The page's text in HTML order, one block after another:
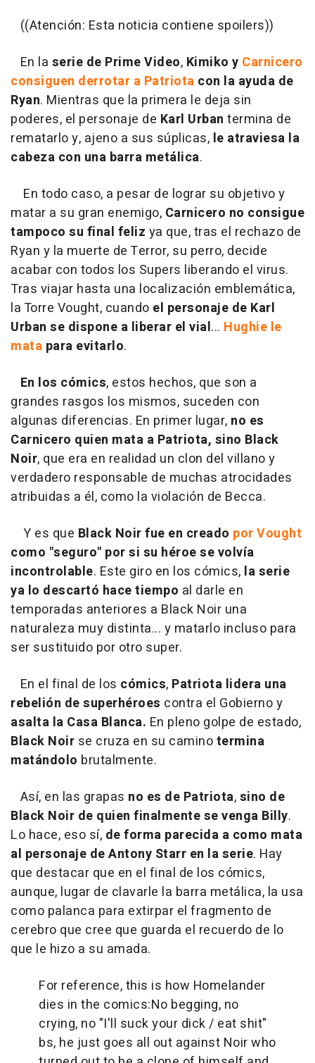
((Atención: Esta noticia contiene spoilers))
En la serie de Prime Video, Kimiko y Carnicero
consiguen derrotar a Patriota con la ayuda de
Ryan. Mientras que la primera le deja sin
poderes, el personaje de Karl Urban termina de
rematarlo y, ajeno a sus súplicas, le atraviesa la
cabeza con una barra metálica.
En todo caso, a pesar de lograr su objetivo y
matar a su gran enemigo, Carnicero no consigue
tampoco su final feliz ya que, tras el rechazo de
Ryan y la muerte de Terror, su perro, decide
acabar con todos los Supers liberando el virus.
Tras viajar hasta una localización emblemática,
la Torre Vought, cuando el personaje de Karl
Urban se dispone a liberar el vial... Hughie le
mata para evitarlo.
En los cómics, estos hechos, que son a
grandes rasgos los mismos, suceden con
algunas diferencias. En primer lugar, no es
Carnicero quien mata a Patriota, sino Black
Noir, que era en realidad un clon del villano y
verdadero responsable de muchas atrocidades
atribuidas a él, como la violación de Becca.
Y es que Black Noir fue en creado por Vought
como "seguro" por si su héroe se volvía
incontrolable. Este giro en los cómics, la serie
ya lo descartó hace tiempo al darle en
temporadas anteriores a Black Noir una
naturaleza muy distinta... y matarlo incluso para
ser sustituido por otro super.
En el final de los cómics, Patriota lidera una
rebelión de superhéroes contra el Gobierno y
asalta la Casa Blanca. En pleno golpe de estado,
Black Noir se cruza en su caminotermina
matándolo brutalmente.
Así, en las grapas no es de Patriota,sino de
Black Noir de quien finalmente se venga Billy.
Lo hace, eso sí, de forma parecida a como mata
al personaje de Antony Starr en la serie. Hay
que destacar que en el final de los cómics,
aunque, lugar de clavarle la barra metálica, la usa
como palanca para extirpar el fragmento de
cerebro que cree que guarda el recuerdo de lo
que le hizo a su amada.
For reference, this is how Homelander
dies in the comics:No begging, no
crying, no "I'll suck your dick / eat shit"
bs, he just goes all out against Noir who